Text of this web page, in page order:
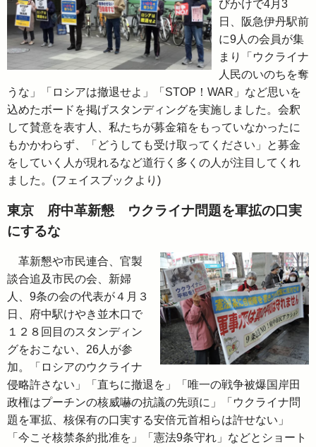
びかけで4月3
日、阪急伊丹駅前
に9人の会員が集
まり「ウクライナ
人民のいのちを奪
うな」「ロシアは撤退せよ」「STOP！WAR」など思いを
込めたボードを掲げスタンディングを実施しました。会釈
して賛意を表す人、私たちが募金箱をもっていなかったに
もかかわらず、「どうしても受け取ってください」と募金
をしていく人が現れるなど道行く多くの人が注目してくれ
ました。(フェイスブックより)
東京 府中革新懇 ウクライナ問題を軍拡の口実
にするな
革新懇や市民連合、官製
談合追及市民の会、新婦
人、9条の会の代表が４月３
日、府中駅けやき並木口で
１２８回目のスタンディン
グをおこない、26人が参
加。「ロシアのウクライナ
侵略許さない」「直ちに撤退を」「唯一の戦争被爆国岸田
政権はプーチンの核威嚇の抗議の先頭に」「ウクライナ問
題を軍拡、核保有の口実する安倍元首相らは許せない」
「今こそ核禁条約批准を」「憲法9条守れ」などとショート